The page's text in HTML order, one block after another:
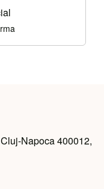
Napoca 400012,